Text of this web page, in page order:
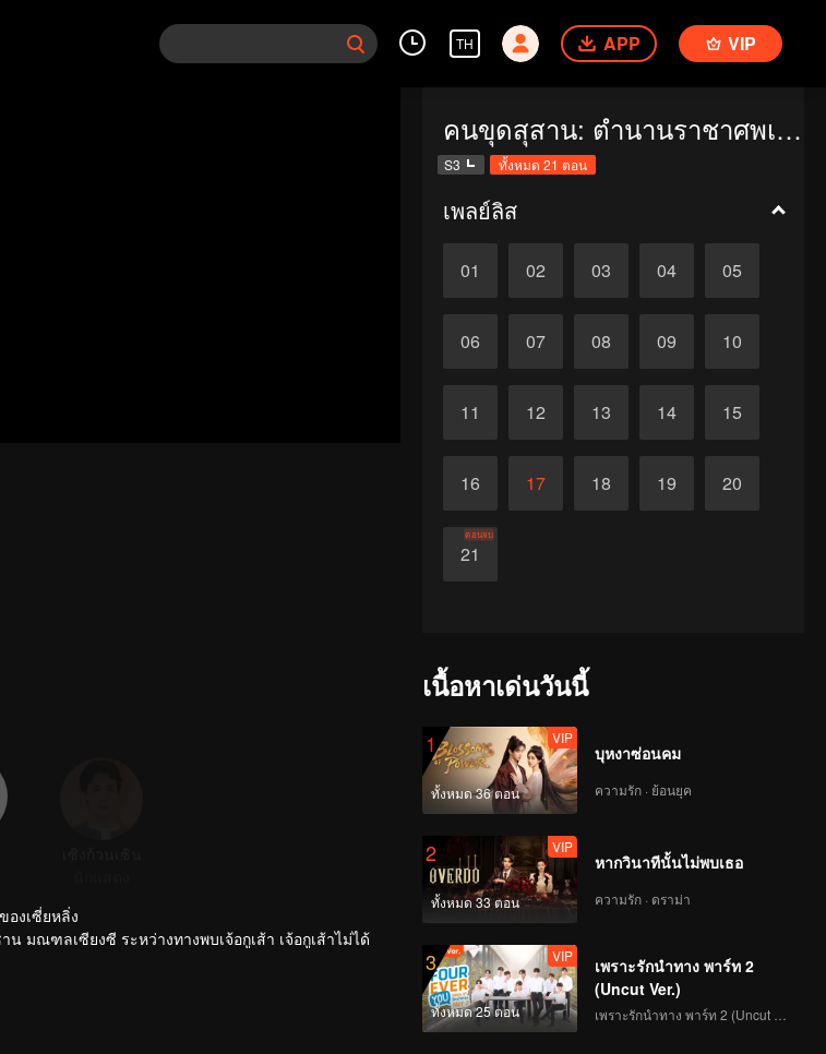
TH APP VIP
คนขุดสุสาน: ตำนานราชาศพเซียงซี
S3 ทั้งหมด 21 ตอน
เพลย์ลิส
01 02 03 04 05
06 07 08 09 10
11 12 13 14 15
16 17 18 19 20
21
ตอนจบ
งเซี่ยหลิ่ง
มณฑลเซียงซี ระหว่างทางพบเจ้อกูเส้า เจ้อกูเส้าไม่ได้
ลวจะต้องร่วมมือกันเพื่อเข้าไปในหลุมศพสมัยราชวงศ์หยวน
เนื้อหาเด่นวันนี้
1
ทั้งหมด 36 ตอน
VIP
บุหงาซ่อนคม
ความรัก · ย้อนยุค
2
ทั้งหมด 33 ตอน
VIP
หากวินาทีนั้นไม่พบเธอ
ความรัก · ดราม่า
3
ทั้งหมด 25 ตอน
VIP
เพราะรักนำทาง พาร์ท 2
(Uncut Ver.)